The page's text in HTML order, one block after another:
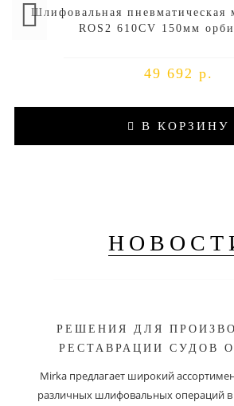
Шлифовальная
ROS2 610CV 150мм
49 692 р.
В КОРЗИНУ
РЕШЕНИЯ ДЛЯ
РЕСТАВРАЦИИ СУДОВ
Mirka предлагает широкий
различных шлифовальных операций в